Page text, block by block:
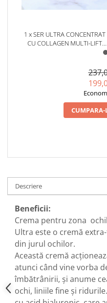
1 x SER ULTRA CONCENTRAT
CU COLLAGEN MULTI-LIFT
ULTRA ANTI-AGING SUPREME
Descriere
Beneficii:
Crema pentru zona
Ultra este o cremă
din jurul ochilor.
Această cremă
atunci când vine vorba
îmbătrânirii, și anume
ochi, liniile fine și